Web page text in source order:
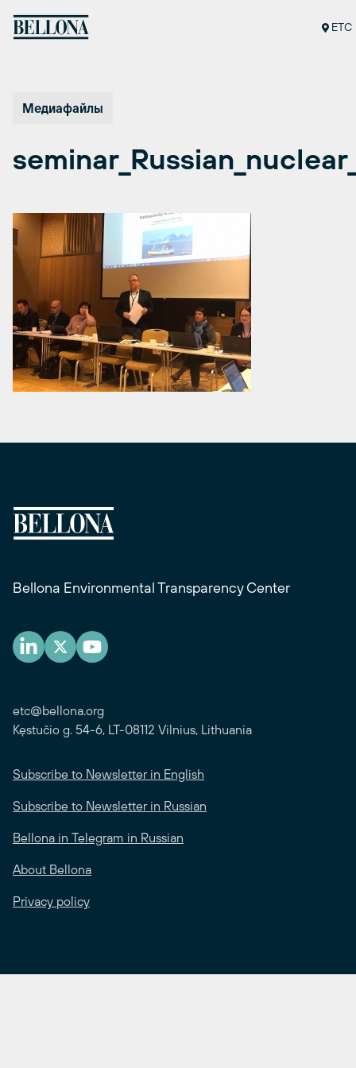
ETC
Медиафайлы
Bellona Environmental Transparency Center
etc@bellona.org
Kęstučio g. 54-6, LT-08112 Vilnius, Lithuania
Subscribe to Newsletter in English
Subscribe to Newsletter in Russian
Bellona in Telegram in Russian
About Bellona
Privacy policy